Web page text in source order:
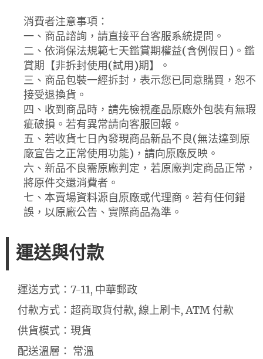
消費者注意事項：
一、商品諮詢，請直接平台客服系統提問。
二、依消保法規範七天鑑賞期權益(含例假日)。鑑
賞期【非拆封使用(試用)期】。
三、商品包裝一經拆封，表示您已同意購買，恕不
接受退換貨。
四、收到商品時，請先檢視產品原廠外包裝有無瑕
疵破損。若有異常請向客服回報。
五、若收貨七日內發現商品新品不良(無法達到原
廠宣告之正常使用功能)，請向原廠反映。
六、新品不良需原廠判定，若原廠判定商品正常，
將原件交還消費者。
七、本賣場資料源自原廠或代理商。若有任何錯
誤，以原廠公告、實際商品為準。
運送與付款
運送方式：7-11, 中華郵政
付款方式：超商取貨付款, 線上刷卡, ATM 付款
供貨模式：現貨
配送溫層： 常溫